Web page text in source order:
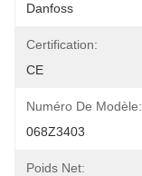
Danfoss
Certification:
CE
Numéro De Modèle:
068Z3403
Poids Net: